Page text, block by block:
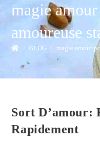
magie
amoureuse
> BLOG > magie amour
Sort D’amour:
Rapidement